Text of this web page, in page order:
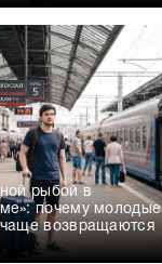
рыбой в
почему молодые
возвращаются